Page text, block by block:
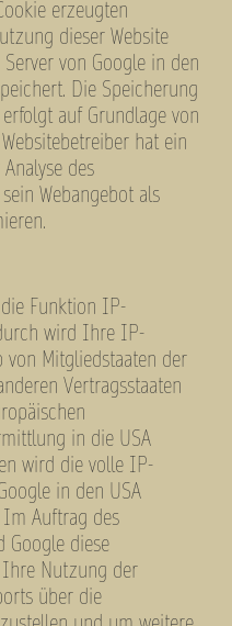
erzeugten
dieser Website
von Google in den
Die Speicherung
auf Grundlage von
hat ein
des
Webangebot als
Funktion IP-
wird Ihre IP-
von Mitgliedstaaten der
Vertragsstaaten
in die USA
wird die volle IP-
in den USA
Auftrag des
Google diese
Nutzung der
über die